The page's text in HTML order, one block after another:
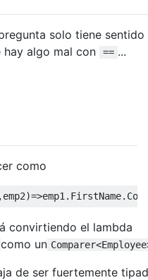
solo tiene sentido
hay algo mal con
== ...
como
,emp2)=>emp1 . FirstName.
convirtiendo el lambda
como un
de ser fuertemente